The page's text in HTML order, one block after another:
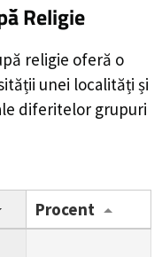
Religie
religie oferă o
unei localități și
diferitelor grupuri
Procent